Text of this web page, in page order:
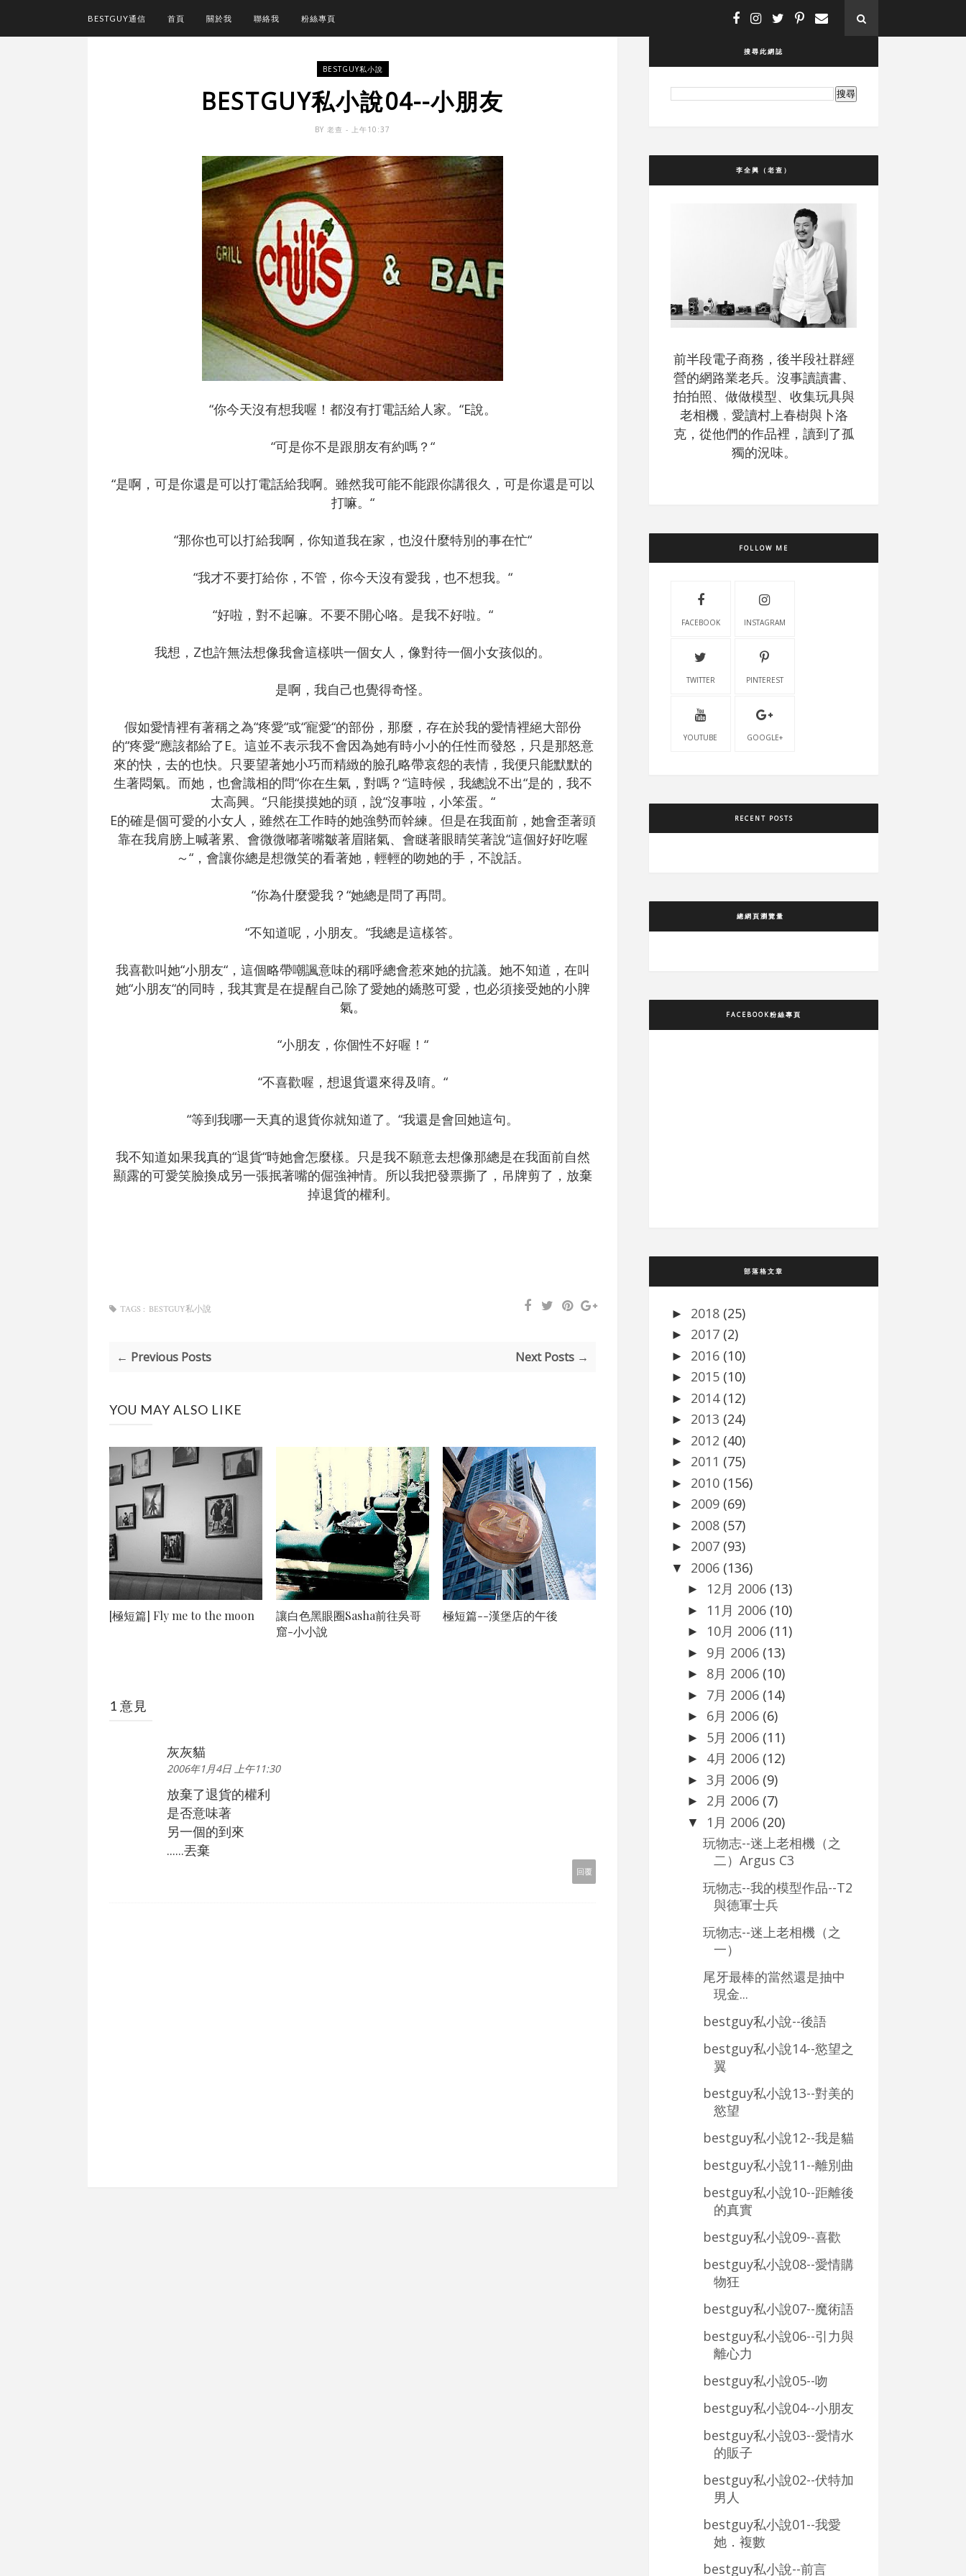
BESTGUY通信 首頁 關於我 聯絡我 粉絲專頁
BESTGUY私小說
BESTGUY私小說04--小朋友
BY 老查 - 上午10:37
“你今天沒有想我喔！都沒有打電話給人家。“E說。
“可是你不是跟朋友有約嗎？“
“是啊，可是你還是可以打電話給我啊。雖然我可能不能跟你講很久，可是你還是可以
打嘛。“
“那你也可以打給我啊，你知道我在家，也沒什麼特別的事在忙“
“我才不要打給你，不管，你今天沒有愛我，也不想我。“
“好啦，對不起嘛。不要不開心咯。是我不好啦。“
我想，Z也許無法想像我會這樣哄一個女人，像對待一個小女孩似的。
是啊，我自己也覺得奇怪。
假如愛情裡有著稱之為“疼愛“或“寵愛“的部份，那麼，存在於我的愛情裡絕大部份
的“疼愛“應該都給了E。這並不表示我不會因為她有時小小的任性而發怒，只是那怒意
來的快，去的也快。只要望著她小巧而精緻的臉孔略帶哀怨的表情，我便只能默默的
生著悶氣。而她，也會識相的問“你在生氣，對嗎？“這時候，我總說不出“是的，我不
太高興。“只能摸摸她的頭，說“沒事啦，小笨蛋。“
E的確是個可愛的小女人，雖然在工作時的她強勢而幹練。但是在我面前，她會歪著頭
靠在我肩膀上喊著累、會微微嘟著嘴皺著眉賭氣、會瞇著眼睛笑著說“這個好好吃喔
～“，會讓你總是想微笑的看著她，輕輕的吻她的手，不說話。
“你為什麼愛我？“她總是問了再問。
“不知道呢，小朋友。“我總是這樣答。
我喜歡叫她“小朋友“，這個略帶嘲諷意味的稱呼總會惹來她的抗議。她不知道，在叫
她“小朋友“的同時，我其實是在提醒自己除了愛她的嬌憨可愛，也必須接受她的小脾
氣。
“小朋友，你個性不好喔！“
“不喜歡喔，想退貨還來得及唷。“
“等到我哪一天真的退貨你就知道了。“我還是會回她這句。
我不知道如果我真的“退貨“時她會怎麼樣。只是我不願意去想像那總是在我面前自然
顯露的可愛笑臉換成另一張抿著嘴的倔強神情。所以我把發票撕了，吊牌剪了，放棄
掉退貨的權利。
TAGS : BESTGUY私小說
← Previous Posts Next Posts →
YOU MAY ALSO LIKE
[極短篇] Fly me to the moon
讓白色黑眼圈Sasha前往吳哥
窟-小小說
極短篇--漢堡店的午後
1 意見
灰灰貓
2006年1月4日 上午11:30
放棄了退貨的權利
是否意味著
另一個的到來
......丟棄
回覆
搜尋此網誌
李全興（老查）
前半段電子商務，後半段社群經
營的網路業老兵。沒事讀讀書、
拍拍照、做做模型、收集玩具與
老相機﹐愛讀村上春樹與卜洛
克，從他們的作品裡，讀到了孤
獨的況味。
FOLLOW ME
FACEBOOK INSTAGRAM
TWITTER PINTEREST
YOUTUBE GOOGLE+
RECENT POSTS
總網頁瀏覽量
FACEBOOK粉絲專頁
部落格文章
► 2018 (25)
► 2017 (2)
► 2016 (10)
► 2015 (10)
► 2014 (12)
► 2013 (24)
► 2012 (40)
► 2011 (75)
► 2010 (156)
► 2009 (69)
► 2008 (57)
► 2007 (93)
▼ 2006 (136)
► 12月 2006 (13)
► 11月 2006 (10)
► 10月 2006 (11)
► 9月 2006 (13)
► 8月 2006 (10)
► 7月 2006 (14)
► 6月 2006 (6)
► 5月 2006 (11)
► 4月 2006 (12)
► 3月 2006 (9)
► 2月 2006 (7)
▼ 1月 2006 (20)
玩物志--迷上老相機（之
二）Argus C3
玩物志--我的模型作品--T2
與德軍士兵
玩物志--迷上老相機（之
一）
尾牙最棒的當然還是抽中
現金...
bestguy私小說--後語
bestguy私小說14--慾望之
翼
bestguy私小說13--對美的
慾望
bestguy私小說12--我是貓
bestguy私小說11--離別曲
bestguy私小說10--距離後
的真實
bestguy私小說09--喜歡
bestguy私小說08--愛情購
物狂
bestguy私小說07--魔術語
bestguy私小說06--引力與
離心力
bestguy私小說05--吻
bestguy私小說04--小朋友
bestguy私小說03--愛情水
的販子
bestguy私小說02--伏特加
男人
bestguy私小說01--我愛
她．複數
bestguy私小說--前言